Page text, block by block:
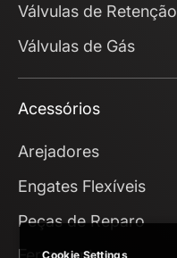
Válvulas de Retenção
Válvulas de Gás
Acessórios
Arejadores
Engates Flexíveis
Peças de Reparo
Cookie Settings